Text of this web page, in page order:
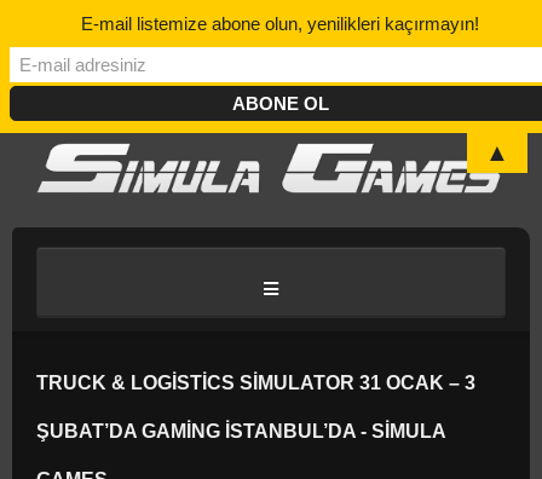
BLOG/HABER
TRUCK & LOGISTICS SIMULATOR 31 OCAK – 3
ŞUBAT’DA GAMING İSTANBUL’DA - SIMULA
E-mail listemize abone olun, yenilikleri kaçırmayın!
▲